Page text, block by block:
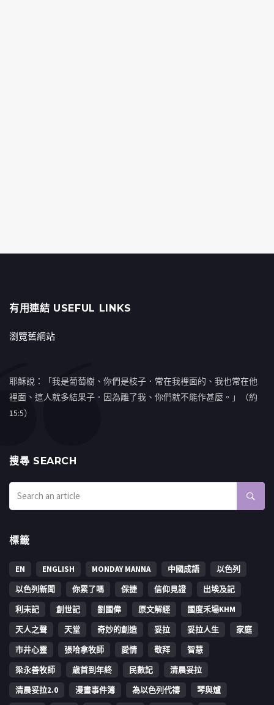
有用連結 USEFUL LINKS
瀏覽舊網站
耶穌說：「我是葡萄樹、你們是枝子．常在我裡面的、我也常在他
裡面、這人就多結果子．因為離了我、你們就不能作甚麼。」（約
15:5）
搜㝷 SEARCH
標籤
EN ENGLISH MONDAY MANNA 中國成語
以色列
以色列新聞
你累了嗎 保捷 信仰見證
出埃及記
利未記
創世記 劉國偉 原文解經
國度禾場KHM
天人之聲
天堂 奇妙的創造 妥拉 妥拉人生
家庭
市井心靈
張哈拿牧師 愛情 敬拜
智慧
梁永善牧師
歳首到年終 民數記
清晨妥拉
清晨妥拉2.0
漫畫事件簿 為以色列代禱
琴與爐